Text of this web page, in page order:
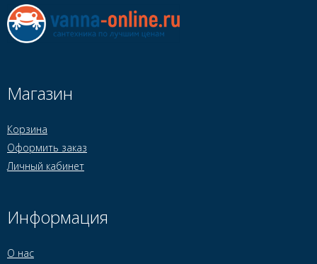
Магазин
Корзина
Оформить заказ
Личный кабинет
Информация
О нас